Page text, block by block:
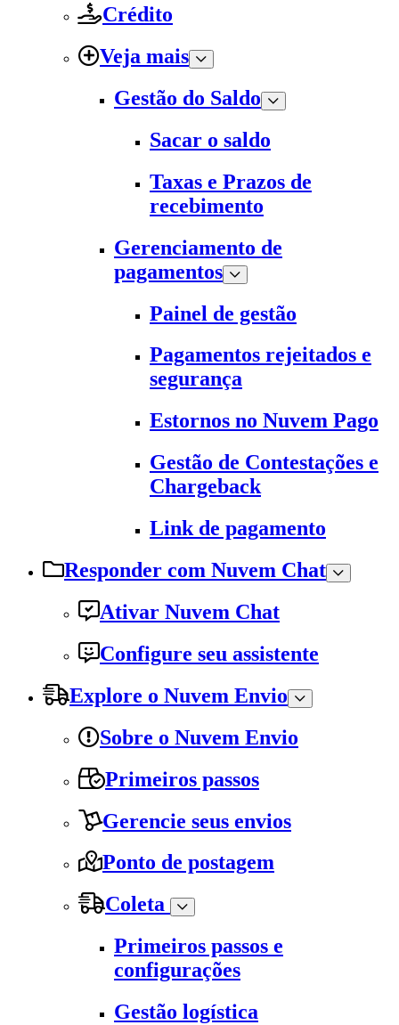
Crédito
Veja mais
Gestão do Saldo
Sacar o saldo
Taxas e Prazos de
recebimento
Gerenciamento de
pagamentos
Painel de gestão
Pagamentos rejeitados e
segurança
Estornos no Nuvem Pago
Gestão de Contestações e
Chargeback
Link de pagamento
Responder com Nuvem Chat
Ativar Nuvem Chat
Configure seu assistente
Explore o Nuvem Envio
Sobre o Nuvem Envio
Primeiros passos
Gerencie seus envios
Ponto de postagem
Coleta
Primeiros passos e
configurações
Gestão logística